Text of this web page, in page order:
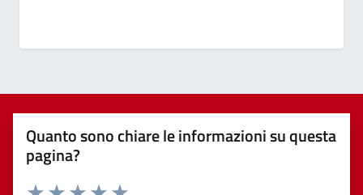
Quanto sono chiare le informazioni su questa
pagina?